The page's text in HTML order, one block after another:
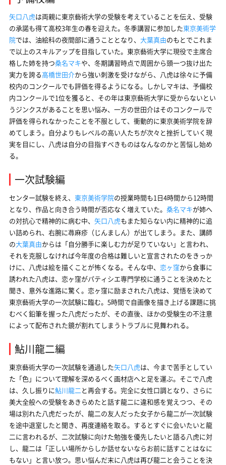
矢口八虎は両親に東京藝術大学の受験を考えていることを伝え、受験
の承諾も得て高校3年生の春を迎えた。冬季講習に参加した東京美術学
院では、油絵科の夜間部に通うこととなり、 大葉真由のもとでこれま
で以上のスキルアップを目指していた。東京藝術大学に現役で主席合
格した姉を持つ桑名マキや、冬期講習時点で周囲から頭一つ抜け出た
実力を誇る高橋世田介から強い刺激を受けながら、八虎は徐々に予備
校内のコンクールでも評価を得るようになる。しかしマキは、予備校
内コンクールで1位を獲ると、その年は東京藝術大学に受からないとい
うジンクスがあることを思い悩み、一方の世田介はそのコンクールで
評価を得られなかったことを不服として、衝動的に東京美術学院を辞
めてしまう。自分よりもレベルの高い人たちが次々と挫折していく現
実を目にし、八虎は自分の目指すべきものはなんなのかと苦悩し始め
る。
一次試験編
センター試験を終え、 東京美術学院の授業時間も1日4時間から12時間
となり、作品と向き合う時間が否応なく増えていた。 桑名マキが姉へ
の対抗心で精神的に病む中、 矢口八虎もまた知らない内に精神的に追
い詰められ、右腕に蕁麻疹（じんましん）が出てしまう。また、講師
の大葉真由からは「自分勝手に楽しむ力が足りていない」と言われ、
それを克服しなければ今年度の合格は難しいと宣言されたのをきっか
けに、八虎は絵を描くことが怖くなる。そんな中、 恋ヶ窪から食事に
誘われた八虎は、恋ヶ窪がパティシエ専門学校に通うことを決めたと
聞き、意外な進路に驚く。恋ヶ窪に励まされた八虎は、覚悟を決めて
東京藝術大学の一次試験に臨む。5時間で自画像を描き上げる課題に挑
むべく鉛筆を握った八虎だったが、その直後、ほかの受験生の不注意
によって配布された鏡が割れてしまうトラブルに見舞われる。
鮎川龍二編
東京藝術大学の一次試験を通過した矢口八虎は、今まで苦手としてい
た「色」について理解を深めるべく画材店へと足を運ぶ。そこで八虎
は、久し振りに鮎川龍二と再会する。完全に女性口調となり、さらに
美大全般への受験をあきらめたと話す龍二に違和感を覚えつつ、その
場は別れた八虎だったが、龍二の友人だった女子から龍二が一次試験
を途中退室したと聞き、再度連絡を取る。するとすぐに会いたいと龍
二に言われるが、二次試験に向けた勉強を優先したいと語る八虎に対
し、龍二は「正しい場所からしか話せないならお前に話すことはなに
もない」と言い放つ。思い悩んだ末に八虎は再び龍二と会うことを決